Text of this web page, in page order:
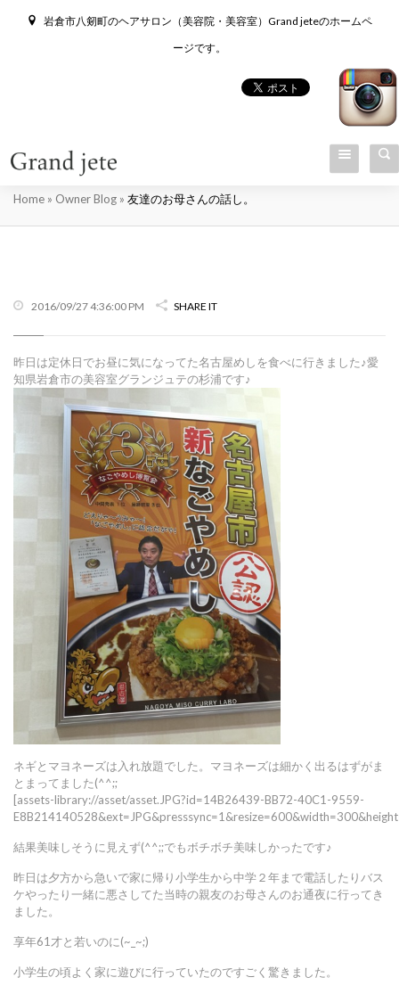
岩倉市八剱町のヘアサロン（美容院・美容室）Grand jeteのホームペ
ージです。
友達のお母さんの話し。
Home » Owner Blog » 友達のお母さんの話し。
2016/09/27 4:36:00 PM SHARE IT
昨日は定休日でお昼に気になってた名古屋めしを食べに行きました♪愛
知県岩倉市の美容室グランジュテの杉浦です♪
ネギとマヨネーズは入れ放題でした。マヨネーズは細かく出るはずがま
とまってました(^^;;
[assets-library://asset/asset.JPG?id=14B26439-BB72-40C1-9559-
結果美味しそうに見えず(^^;;でもボチボチ美味しかったです♪
昨日は夕方から急いで家に帰り小学生から中学２年まで電話したりバス
ケやったり一緒に悪さしてた当時の親友のお母さんのお通夜に行ってき
ました。
享年61才と若いのに(~_~;)
小学生の頃よく家に遊びに行っていたのですごく驚きました。